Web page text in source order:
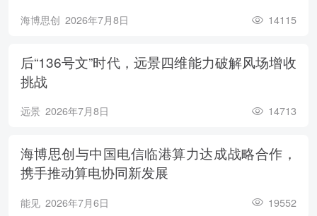
海博思创 2026年7月8日 14115
后“136号文”时代，远景四维能力破解风场增收
挑战
远景 2026年7月8日 14713
海博思创与中国电信临港算力达成战略合作，
携手推动算电协同新发展
能见 2026年7月6日 19552